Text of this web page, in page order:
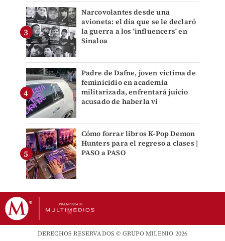
Narcovolantes desde una
avioneta: el día que se le declaró
la guerra a los 'influencers' en
Sinaloa
Padre de Dafne, joven víctima de
feminicidio en academia
militarizada, enfrentará juicio
acusado de haberla vi
Cómo forrar libros K-Pop Demon
Hunters para el regreso a clases |
PASO a PASO
DERECHOS RESERVADOS © GRUPO MILENIO 2026